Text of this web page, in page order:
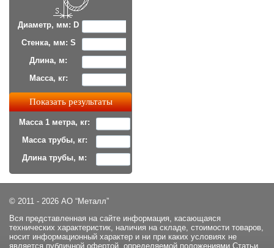
Диаметр, мм: D
Стенка, мм: S
Длина, м:
Масса, кг:
Масса 1 метра, кг:
Масса трубы, кг:
Длина трубы, м:
© 2011 - 2026 АО “Металл”
Вся представленная на сайте информация, касающаяся
технических характеристик, наличия на складе, стоимости товаров,
носит информационный характер и ни при каких условиях не
является публичной офертой, определяемой положениями Статьи